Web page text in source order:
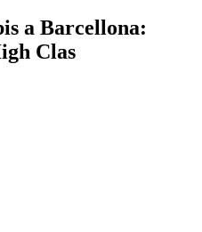
a Barcellona:
Clas